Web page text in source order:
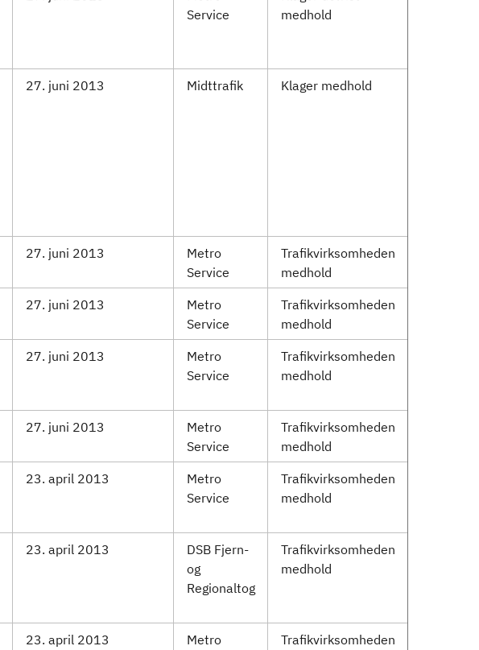
Service
medhold
27. juni 2013 Midttrafik Klager medhold
27. juni 2013
Metro
Service
Trafikvirksomheden
medhold
27. juni 2013
Metro
Service
Trafikvirksomheden
medhold
27. juni 2013
Metro
Service
Trafikvirksomheden
medhold
27. juni 2013
Metro
Service
Trafikvirksomheden
medhold
23. april 2013
Metro
Service
Trafikvirksomheden
medhold
23. april 2013
DSB Fjern-
og
Regionaltog
Trafikvirksomheden
medhold
23. april 2013
Metro
Trafikvirksomheden